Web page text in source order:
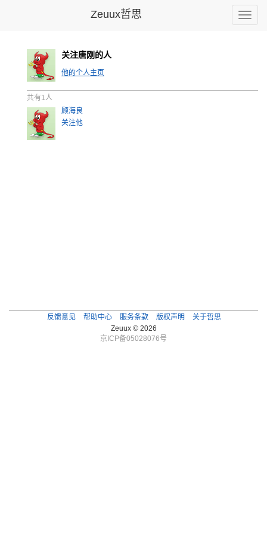
Toggle
Zeuux哲思
关注唐刚的人
他的个人主页
共有1人
顾海良
关注他
反馈意见 帮助中心 服务条款 版权声明
关于哲思
Zeuux © 2026
京ICP备05028076号